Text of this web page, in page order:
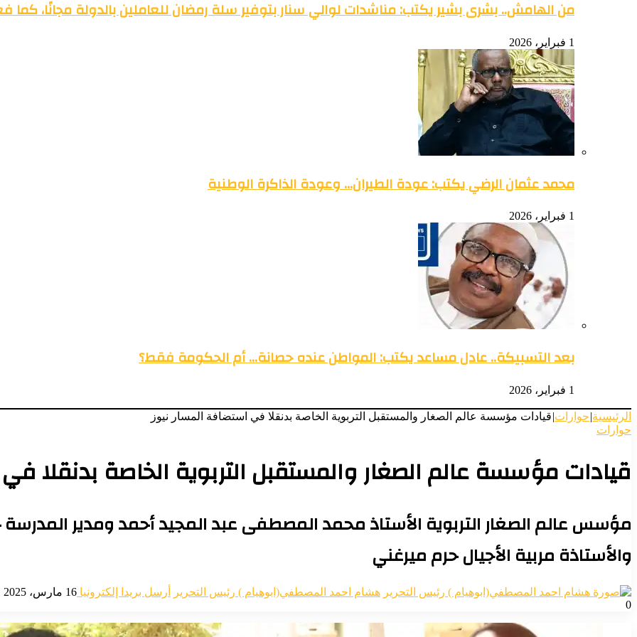
من الهامش.. بشرى بشير يكتب: مناشدات لوالي سنار بتوفير سلة رمضان للعاملين بالدولة مجانًا، كما
1 فبراير، 2026
محمد عثمان الرضي يكتب: عودة الطيران… وعودة الذاكرة الوطنية
1 فبراير، 2026
بعد التسبيكة.. عادل مساعد يكتب: المواطن عنده حصانة… أم الحكومة فقط؟
1 فبراير، 2026
الرئيسية|حوارات|قيادات مؤسسة عالم الصغار والمستقبل التربوية الخاصة بدنقلا في استضافة المسار نيوز
حوارات
قيادات مؤسسة عالم الصغار والمستقبل التربوية الخاصة بدنقلا
مؤسس عالم الصغار التربوية الأستاذ محمد المصطفى عبد المجيد أحمد ومدير
والأستاذة مربية الأجيال حرم ميرغني
هشام احمد المصطفي(ابوهيام ) رئيس التحرير أرسل بريدا إلكترونيا 16 مارس، 2025
0